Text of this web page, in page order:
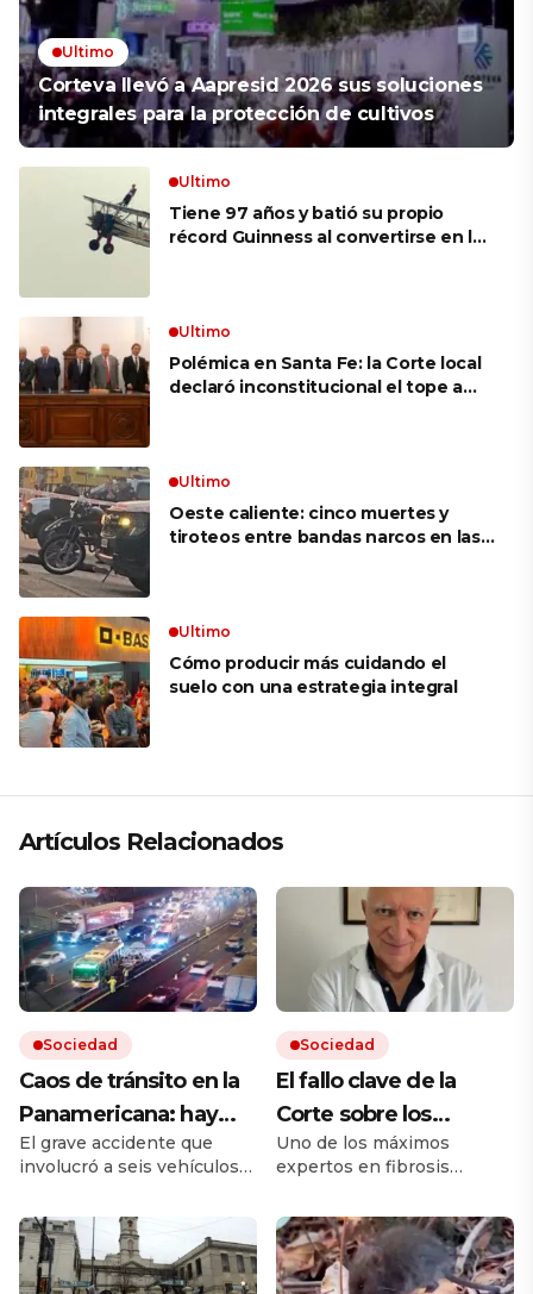
Ultimo
Corteva llevó a Aapresid 2026 sus soluciones
integrales para la protección de cultivos
Ultimo
Tiene 97 años y batió su propio
récord Guinness al convertirse en la
puedo’ no existen en mi vocabulario»
Ultimo
Polémica en Santa Fe: la Corte local
declaró inconstitucional el tope a
Ultimo
Oeste caliente: cinco muertes y
tiroteos entre bandas narcos en las
Ultimo
Cómo producir más cuidando el
suelo con una estrategia integral
Artículos Relacionados
Sociedad
Caos de tránsito en la
Panamericana: hay
cinco heridos por un
choque múltiple
El grave accidente que
involucró a seis vehículos
25 de la autopista, en
sentido hacia la Provincia
de Buenos Aires. Hay
varios carriles cortados y
Sociedad
El fallo clave de la
Corte sobre los
remedios, el mensaje
de un referente
médico y otro posible
conflicto en puerta
Uno de los máximos
expertos en fibrosis
cobertura en salud sea
sobre un remedio más
barato de igual acción. Tras
la sentencia de la Corte